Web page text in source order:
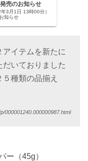
売のお知らせ
3月1日 13時00分）
知らせ
イテムを新たに
いておりました
種類の品揃え
000001240.000000987.html
（45g）